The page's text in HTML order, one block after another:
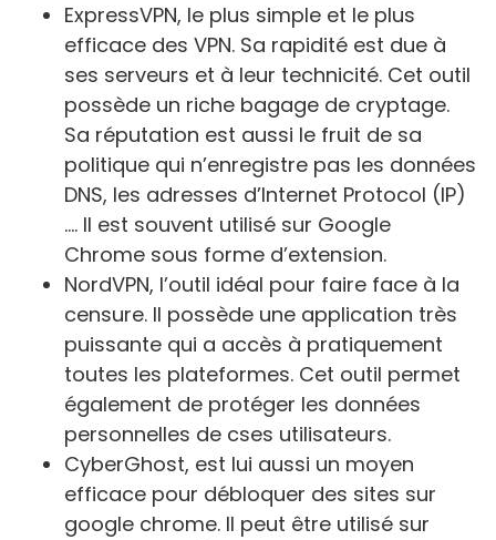
ExpressVPN, le plus simple et le plus
efficace des VPN. Sa rapidité est due à
ses serveurs et à leur technicité. Cet outil
possède un riche bagage de cryptage.
Sa réputation est aussi le fruit de sa
politique qui n’enregistre pas les données
DNS, les adresses d’Internet Protocol (IP)
…. Il est souvent utilisé sur Google
Chrome sous forme d’extension.
NordVPN, l’outil idéal pour faire face à la
censure. Il possède une application très
puissante qui a accès à pratiquement
toutes les plateformes. Cet outil permet
également de protéger les données
personnelles de cses utilisateurs.
CyberGhost, est lui aussi un moyen
efficace pour débloquer des sites sur
google chrome. Il peut être utilisé sur